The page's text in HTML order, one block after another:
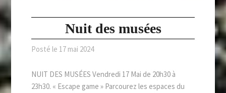
Nuit des musées
Posté le 17 mai 2024
NUIT DES MUSÉES Vendredi 17 Mai de 20h30 à
23h30. « Escape game » Parcourez les espaces du